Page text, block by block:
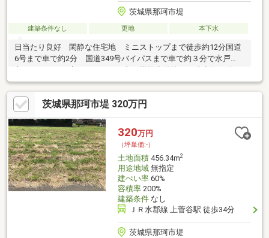
茨城県那珂市堤
建築条件なし 更地 本下水
日当たり良好 閑静な住宅地 ミニストップまで徒歩約12分国道
6号まで車で約2分 国道349号バイパスまで車で約３分で水戸
那珂第二中学校まで徒歩約36分
茨城県那珂市堤 320万円
320万円
（坪単価:-）
土地面積456.34m2
用途地域無指定
建ぺい率60%
容積率200%
建築条件なし
ＪＲ水郡線 上菅谷駅 徒歩34分
茨城県那珂市堤